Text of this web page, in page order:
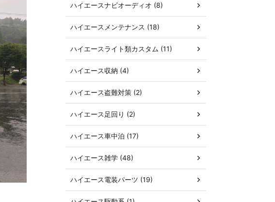
ハイエースナビオーディオ (8)
ハイエースメンテナンス (18)
ハイエースライト類カスタム (11)
ハイエース収納 (4)
ハイエース盗難対策 (2)
ハイエース足回り (2)
ハイエース車中泊 (17)
ハイエース雑学 (48)
ハイエース電装パーツ (19)